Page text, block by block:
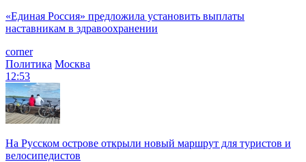
«Единая Россия» предложила установить выплаты
наставникам в здравоохранении
corner
Политика Москва
12:53
На Русском острове открыли новый маршрут для туристов и
велосипедистов